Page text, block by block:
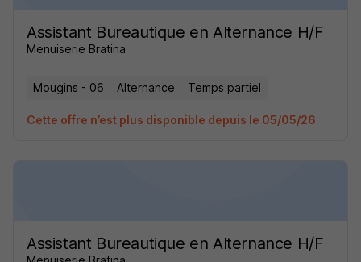
Assistant Bureautique en Alternance H/F
Menuiserie Bratina
Mougins - 06 Alternance Temps partiel
Cette offre n’est plus disponible depuis le 05/05/26
Assistant Bureautique en Alternance H/F